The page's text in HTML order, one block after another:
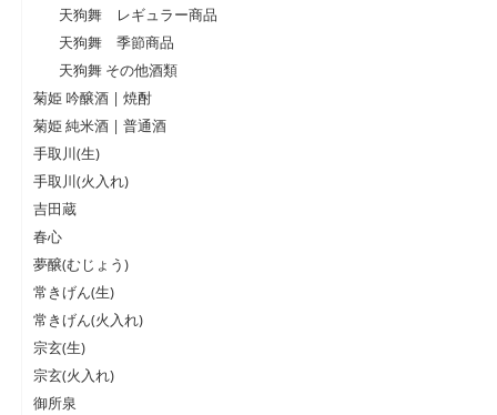
天狗舞 レギュラー商品
天狗舞 季節商品
天狗舞 その他酒類
菊姫 吟醸酒 | 焼酎
菊姫 純米酒 | 普通酒
手取川(生)
手取川(火入れ)
吉田蔵
春心
夢醸(むじょう)
常きげん(生)
常きげん(火入れ)
宗玄(生)
宗玄(火入れ)
御所泉